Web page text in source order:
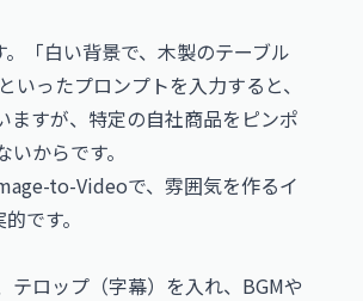
「白い背景で、木製のテーブル
ったプロンプトを入力すると、
ますが、特定の自社商品をピンポ
からです。
to-Videoで、雰囲気を作るイ
です。
ロップ（字幕）を入れ、BGMや